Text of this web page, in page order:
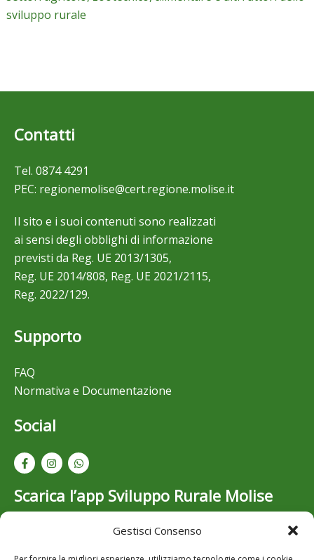
Gestisci Consenso
sviluppo rurale
Contatti
Tel. 0874 4291
PEC: regionemolise@cert.regione.molise.it
Il sito e i suoi contenuti sono realizzati
ai sensi degli obblighi di informazione
previsti da Reg. UE 2013/1305,
Reg. UE 2014/808, Reg. UE 2021/2115,
Reg. 2022/129.
Supporto
FAQ
Normativa e Documentazione
Social
Scarica l’app Sviluppo Rurale Molise
Resta aggiornato su bandi, opportunità e novità dello